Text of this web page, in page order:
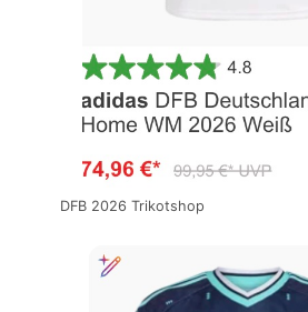
DFB 2026 Trikotshop